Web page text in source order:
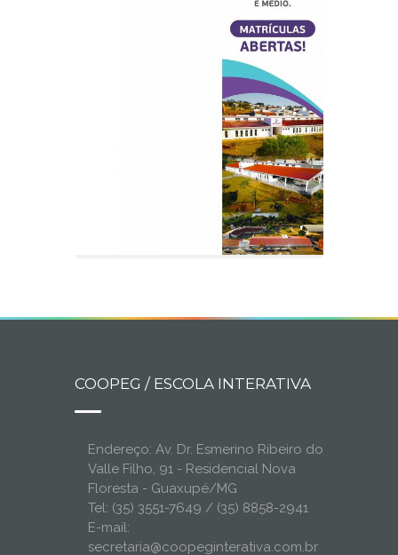
COOPEG / ESCOLA INTERATIVA
Endereço: Av. Dr. Esmerino Ribeiro do
Valle Filho, 91 - Residencial Nova
Floresta - Guaxupé/MG
Tel: (35) 3551-7649 / (35) 8858-2941
E-mail:
secretaria@coopeginterativa.com.br